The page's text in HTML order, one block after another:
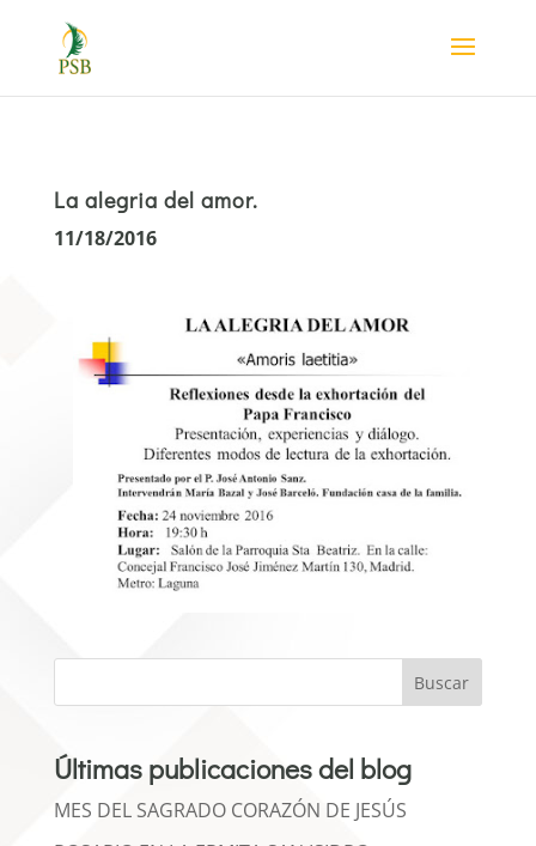
La alegria del amor.
11/18/2016
Buscar
Últimas publicaciones del blog
MES DEL SAGRADO CORAZÓN DE JESÚS